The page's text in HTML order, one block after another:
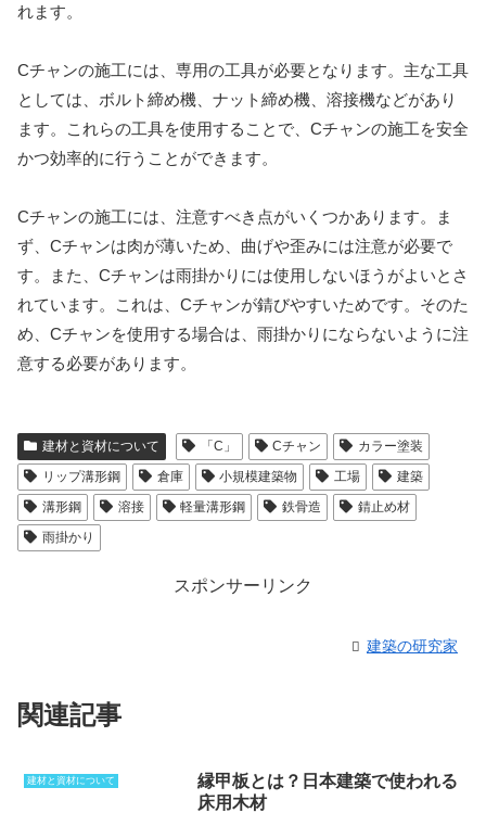
れます。
Cチャンの施工には、専用の工具が必要となります。主な工具
としては、ボルト締め機、ナット締め機、溶接機などがあり
ます。これらの工具を使用することで、Cチャンの施工を安全
かつ効率的に行うことができます。
Cチャンの施工には、注意すべき点がいくつかあります。ま
ず、Cチャンは肉が薄いため、曲げや歪みには注意が必要で
す。また、Cチャンは雨掛かりには使用しないほうがよいとさ
れています。これは、Cチャンが錆びやすいためです。そのた
め、Cチャンを使用する場合は、雨掛かりにならないように注
意する必要があります。
建材と資材について 「C」 Cチャン
カラー塗装
リップ溝形鋼
倉庫 小規模建築物 工場
建築
溝形鋼
溶接 軽量溝形鋼 鉄骨造
錆止め材
雨掛かり
スポンサーリンク
建築の研究家
関連記事
建材と資材について
縁甲板とは？日本建築で使われる
床用木材